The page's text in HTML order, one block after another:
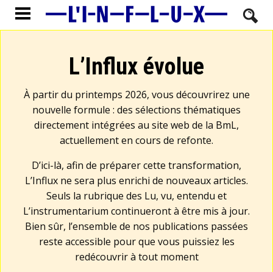
L’Influx évolue
À partir du printemps 2026, vous découvrirez une
nouvelle formule : des sélections thématiques
directement intégrées au site web de la BmL,
actuellement en cours de refonte.
D’ici-là, afin de préparer cette transformation,
L’Influx ne sera plus enrichi de nouveaux articles.
Seuls la rubrique des Lu, vu, entendu et
L’instrumentarium continueront à être mis à jour.
Bien sûr, l’ensemble de nos publications passées
reste accessible pour que vous puissiez les
redécouvrir à tout moment